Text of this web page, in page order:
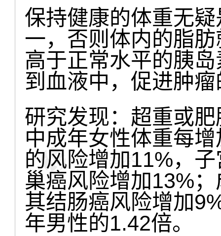
保持健康的体重无
一，否则体内的脂肪
高于正常水平的胰
到血液中，促进肿
研究发现：超重或
中成年女性体重每
的风险增加11%，
巢癌风险增加13%
其结肠癌风险增加
年男性的1.42倍。